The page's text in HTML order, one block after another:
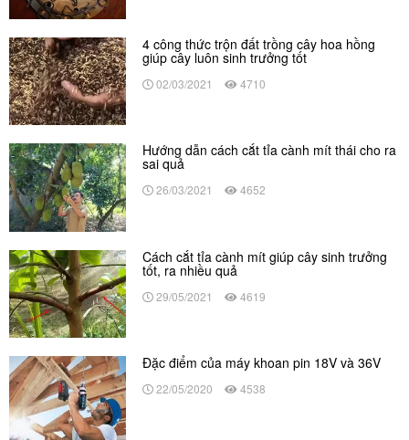
4 công thức trộn đất trồng cây hoa hồng
giúp cây luôn sinh trưởng tốt
02/03/2021 4710
Hướng dẫn cách cắt tỉa cành mít thái cho ra
sai quả
26/03/2021 4652
Cách cắt tỉa cành mít giúp cây sinh trưởng
tốt, ra nhiều quả
29/05/2021 4619
Đặc điểm của máy khoan pin 18V và 36V
22/05/2020 4538